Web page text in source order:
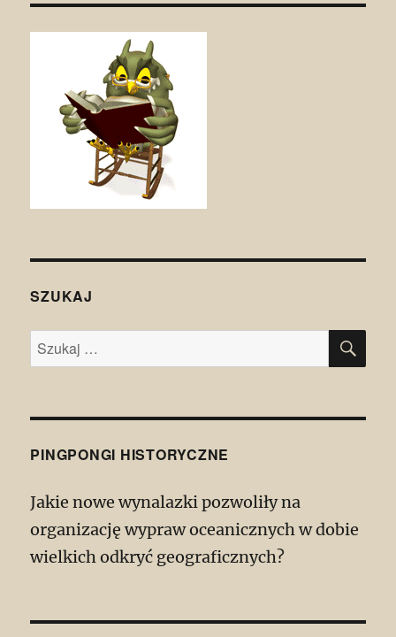
SZUKAJ
Szukaj:
PINGPONGI HISTORYCZNE
Jakie nowe wynalazki pozwoliły na
organizację wypraw oceanicznych w dobie
wielkich odkryć geograficznych?